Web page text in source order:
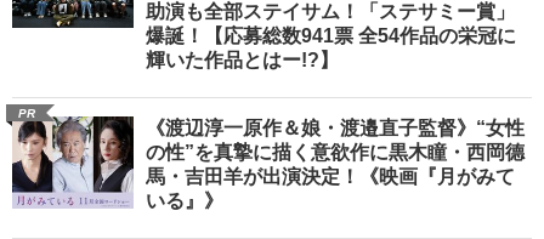
助演も全部ステイサム！「ステサミー賞」
爆誕！【応募総数941票 全54作品の栄冠に
輝いた作品とはー!?】
PR
《渡辺淳一原作＆娘・渡邉直子監督》“女性
の性”を真摯に描く意欲作に黒木瞳・西岡德
馬・吉田羊が出演決定！《映画『月がみて
いる』》